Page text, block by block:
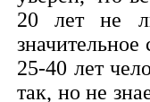
20 лет не
25-40 лет
так, но не